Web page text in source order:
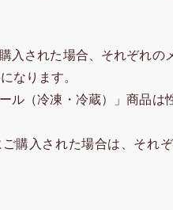
入された場合、それぞれの
なります。
ル（冷凍・冷蔵）」商品
購入された場合は、それ